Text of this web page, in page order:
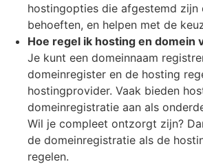
hostingopties die afgestemd
behoeften, en helpen met de
Hoe regel ik hosting en domein
Je kunt een domeinnaam
domeinregister en de hosting
hostingprovider. Vaak bieden
domeinregistratie aan als
Wil je compleet ontzorgt zijn?
de domeinregistratie als de
regelen.